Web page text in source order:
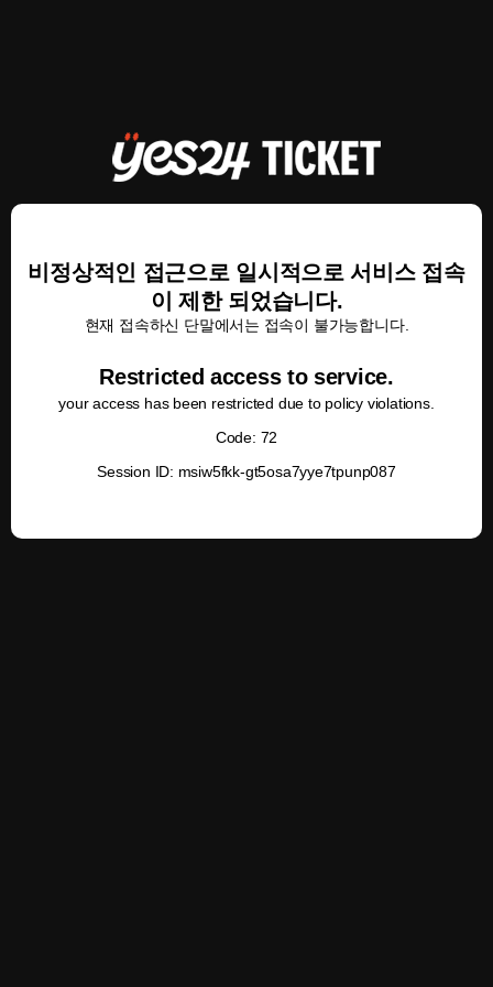
비정상적인 접근으로 일시적으로 서비스 접속
이 제한 되었습니다.
현재 접속하신 단말에서는 접속이 불가능합니다.
Restricted access to service.
your access has been restricted due to policy violations.
Code: 72
Session ID: msiw5fkk-gt5osa7yye7tpunp087